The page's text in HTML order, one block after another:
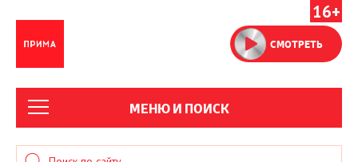
16+
СМОТРЕТЬ
МЕНЮ И ПОИСК